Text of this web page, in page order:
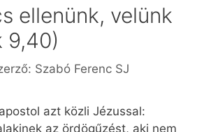
ellenünk, velünk
9,40)
Szabó Ferenc SJ
azt közli Jézussal:
az ördögűzést, aki nem